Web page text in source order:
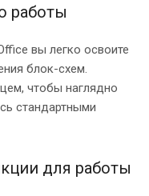
работы
вы легко освоите
блок-схем.
чтобы наглядно
стандартными
для работы